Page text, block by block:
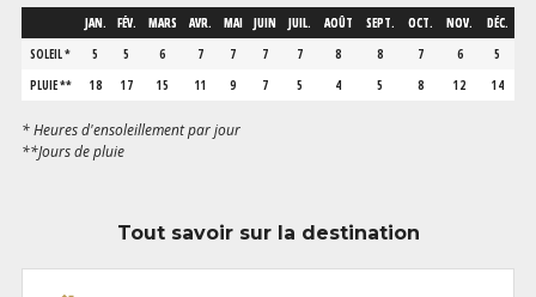
JAN. FÉV. MARS AVR. MAI JUIN JUIL. AOÛT SEPT. OCT. NOV.
DÉC.
SOLEIL *
5 5 6 7 7 7 7 8 8 7 6
5
PLUIE **
18 17 15 11 9 7 5 4 5 8 12 14
* Heures d'ensoleillement par jour
**Jours de pluie
Tout savoir sur la destination